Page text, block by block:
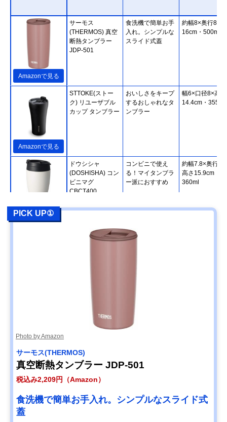
Amazonで見る
サーモス
(THERMOS) 真空
断熱タンブラー
JDP-501
食洗機で簡単お手
入れ。シンプルな
スライド式蓋
約幅8×奥行8×
16cm・500ml
Amazonで見る
STTOKE(ストー
ク) リユーザブル
カップ タンブラー
おいしさをキープ
するおしゃれなタ
ンブラー
幅6×口径8×高さ
14.4cm・355ml
Amazonで見る
ドウシシャ
(DOSHISHA) コン
ビニマグ
CBCT400
コンビニで使え
る！マイタンブラ
ー派におすすめ
約幅7.8×奥行
高さ15.9cm・
360ml
Fressko カミノ タ
ンブラー 340ml ス
テイクアウトでス
タイリッシュにコ
Amazonで見る
タ付き保温タンブ
豆から淹れる本格
コーヒーをタンブ
ラーで堪能
Amazonで見る
KINTO(キントー)
トラベルタンブラ
ー 500ml
Amazonで見る
PICK UP①
Photo by Amazon
サーモス(THERMOS)
真空断熱タンブラー JDP-501
税込み2,209円（Amazon）
食洗機で簡単お手入れ。シンプルなスライド式
蓋